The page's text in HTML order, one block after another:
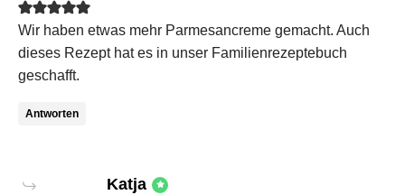
Wir haben etwas mehr Parmesancreme gemacht. Auch
dieses Rezept hat es in unser Familienrezeptebuch
geschafft.
Antworten
Katja says: